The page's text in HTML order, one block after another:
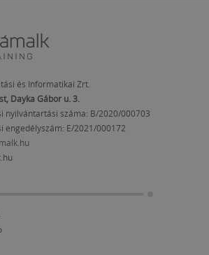
és Informatikai Zrt.
Dayka Gábor u. 3.
nyilvántartási száma: B/2020/000703
engedélyszám: E/2021/000172